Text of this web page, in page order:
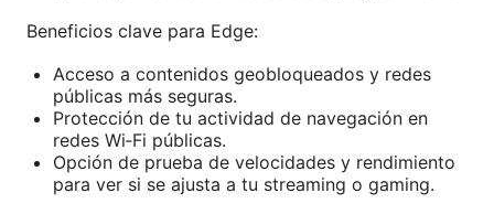
Beneficios clave para Edge:
Acceso a contenidos geobloqueados y redes
públicas más seguras.
Protección de tu actividad de navegación en
redes Wi‑Fi públicas.
Opción de prueba de velocidades y rendimiento
para ver si se ajusta a tu streaming o gaming.